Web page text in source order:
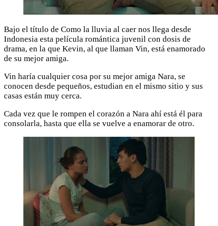
Bajo el título de Como la lluvia al caer nos llega desde
Indonesia esta película romántica juvenil con dosis de
drama, en la que Kevin, al que llaman Vin, está enamorado
de su mejor amiga.
Vin haría cualquier cosa por su mejor amiga Nara, se
conocen desde pequeños, estudian en el mismo sitio y sus
casas están muy cerca.
Cada vez que le rompen el corazón a Nara ahí está él para
consolarla, hasta que ella se vuelve a enamorar de otro.